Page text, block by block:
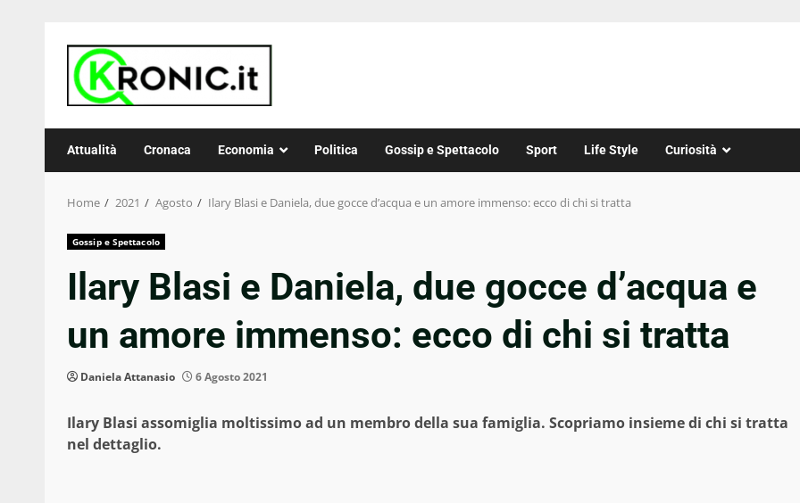
content
Attualità Cronaca Economia Politica Gossip e Spettacolo Sport Life Style Curiosità
Home 2021 Agosto Ilary Blasi e Daniela, due gocce d’acqua e un amore immenso: ecco di chi si tratta
Gossip e Spettacolo
Ilary Blasi e Daniela, due gocce d’acqua e
un amore immenso: ecco di chi si tratta
Daniela Attanasio 6 Agosto 2021
Ilary Blasi assomiglia moltissimo ad un membro della sua famiglia. Scopriamo insieme di chi si tratta
nel dettaglio.